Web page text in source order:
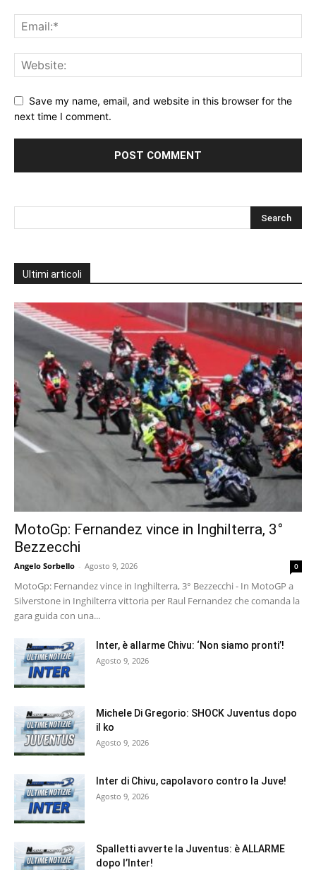
Save my name, email, and website in this browser for the
next time I comment.
Ultimi articoli
MotoGp: Fernandez vince in Inghilterra, 3°
Bezzecchi
Angelo Sorbello - Agosto 9, 2026 0
MotoGp: Fernandez vince in Inghilterra, 3° Bezzecchi - In MotoGP a
Silverstone in Inghilterra vittoria per Raul Fernandez che comanda la
gara guida con una...
Inter, è allarme Chivu: ‘Non siamo pronti’!
Agosto 9, 2026
Michele Di Gregorio: SHOCK Juventus dopo
il ko
Agosto 9, 2026
Inter di Chivu, capolavoro contro la Juve!
Agosto 9, 2026
Spalletti avverte la Juventus: è ALLARME
dopo l’Inter!